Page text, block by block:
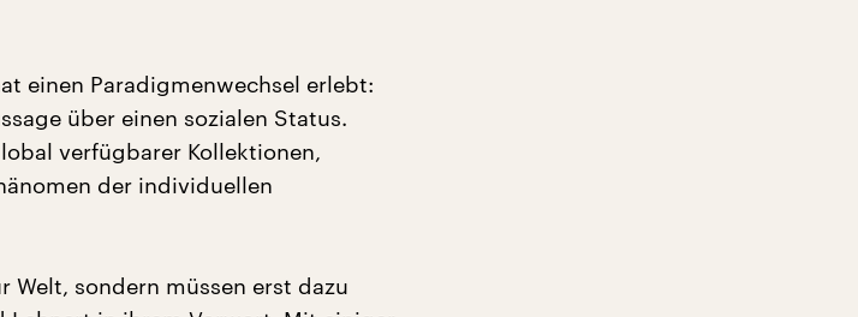
einen Paradigmenwechsel erlebt:
über einen sozialen Status.
verfügbarer Kollektionen,
der individuellen
Welt, sondern müssen erst dazu